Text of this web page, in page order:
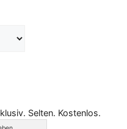
Selten. Kostenlos.